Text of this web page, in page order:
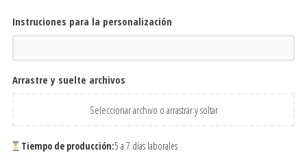
Instruciones para la personalización
Arrastre y suelte archivos
Seleccionar archivo o arrastrar y soltar
Tiempo de producción:5 a 7 días laborales